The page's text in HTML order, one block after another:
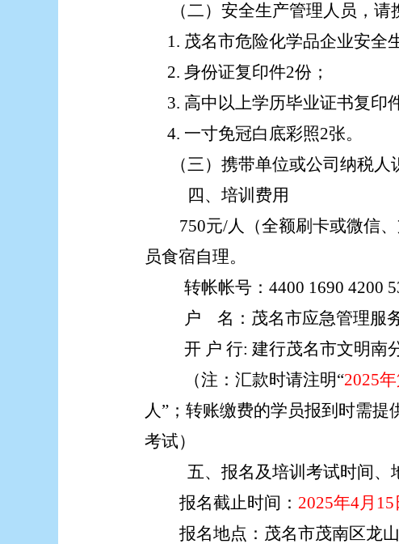
（二） 安全生产管理人员 ，请
1. 茂名市危险化学品企业安全
2. 身份证复印件2份；
3. 高中以上学历毕业证书复印
4. 一寸免冠白底彩照2张。
（三） 携带单位或公司纳税人
四、培训费用
750元/人（全额刷卡或微信
员食宿自理。
转帐帐号： 4400 1690 4200
户
名：茂名市应急管理服
开 户 行: 建行茂名市文明南
（注：汇款时请注明“2025
人” ；转账缴费的学员报到时需提
考试）
五、报名及培训考试时间、
报名截止时间： 2025年4月15
报名地点： 茂名市茂南区龙